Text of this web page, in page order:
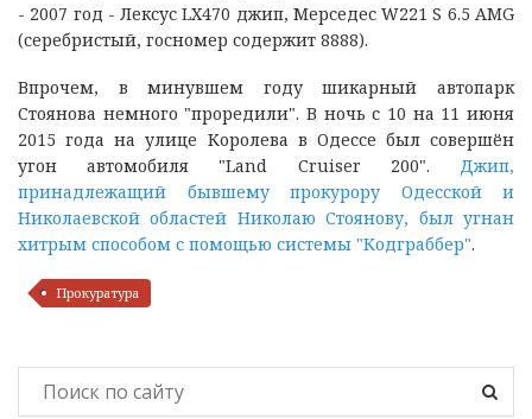
- 2007 год - Лексус LX470 джип, Мерседес W221 S 6.5 AMG
(серебристый, госномер содержит 8888).
Впрочем, в минувшем году шикарный автопарк
Стоянова немного "проредили". В ночь с 10 на 11 июня
2015 года на улице Королева в Одессе был совершён
угон автомобиля "Land Cruiser 200". Джип,
принадлежащий бывшему прокурору Одесской и
Николаевской областей Николаю Стоянову, был угнан
хитрым способом с помощью системы "Кодграббер".
Прокуратура